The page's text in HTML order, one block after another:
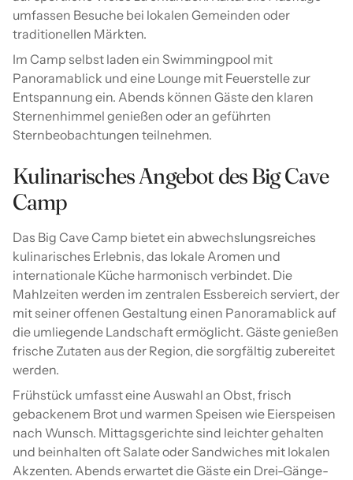
umfassen Besuche bei lokalen Gemeinden oder
traditionellen Märkten.
Im Camp selbst laden ein Swimmingpool mit
Panoramablick und eine Lounge mit Feuerstelle zur
Entspannung ein. Abends können Gäste den klaren
Sternenhimmel genießen oder an geführten
Sternbeobachtungen teilnehmen.
Kulinarisches Angebot des Big Cave
Camp
Das Big Cave Camp bietet ein abwechslungsreiches
kulinarisches Erlebnis, das lokale Aromen und
internationale Küche harmonisch verbindet. Die
Mahlzeiten werden im zentralen Essbereich serviert, der
mit seiner offenen Gestaltung einen Panoramablick auf
die umliegende Landschaft ermöglicht. Gäste genießen
frische Zutaten aus der Region, die sorgfältig zubereitet
werden.
Frühstück umfasst eine Auswahl an Obst, frisch
gebackenem Brot und warmen Speisen wie Eierspeisen
nach Wunsch. Mittagsgerichte sind leichter gehalten
und beinhalten oft Salate oder Sandwiches mit lokalen
Akzenten. Abends erwartet die Gäste ein Drei-Gänge-